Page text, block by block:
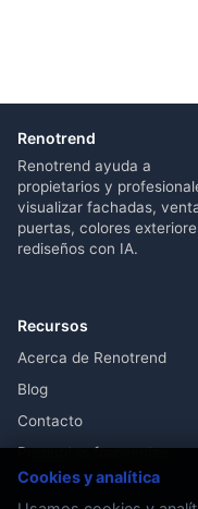
Cookies y analítica
Renotrend
Renotrend ayuda a
propietarios y
visualizar fachadas,
puertas, colores
rediseños con IA.
Recursos
Acerca de Renotrend
Blog
Contacto
Preguntas frecuentes